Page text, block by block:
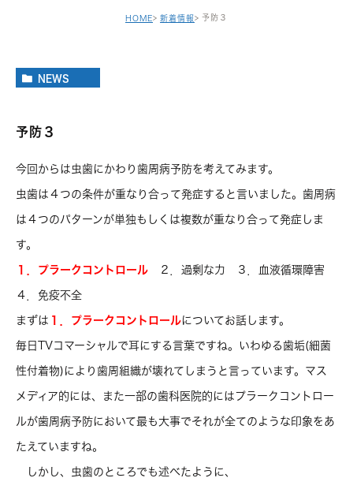
HOME 新着情報 予防３
NEWS
予防３
今回からは虫歯にかわり歯周病予防を考えてみます。
虫歯は４つの条件が重なり合って発症すると言いました。歯周病
は４つのパターンが単独もしくは複数が重なり合って発症しま
す。
１．プラークコントロール ２．過剰な力 ３．血液循環障害
４．免疫不全
まずは １．プラークコントロールについてお話します。
毎日TVコマーシャルで耳にする言葉ですね。いわゆる歯垢(細菌
性付着物)により歯周組織が壊れてしまうと言っています。マス
メディア的には、また一部の歯科医院的にはプラークコントロー
ルが歯周病予防において最も大事でそれが全てのような印象をあ
たえていますね。
しかし、虫歯のところでも述べたように、